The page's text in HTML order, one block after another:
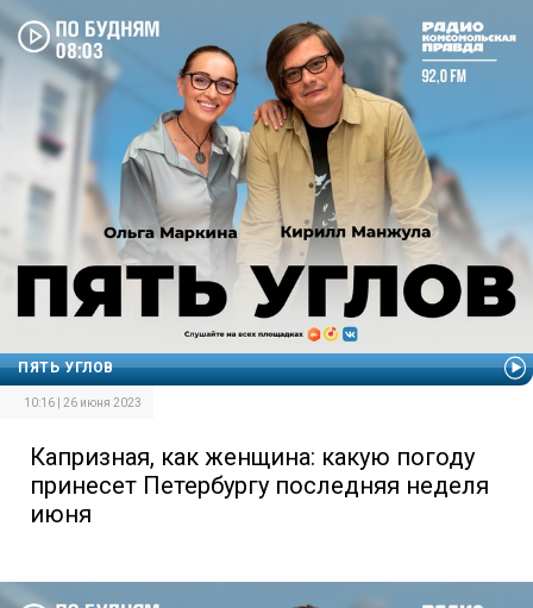
ПЯТЬ УГЛОВ
10:16 | 26 июня 2023
Капризная, как женщина: какую погоду
принесет Петербургу последняя неделя
июня